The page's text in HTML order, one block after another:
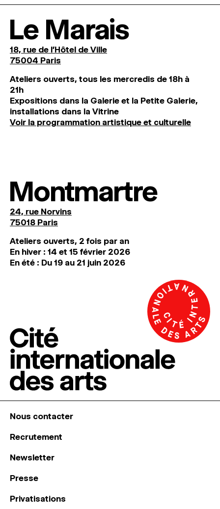
Le Marais
18, rue de l'Hôtel de Ville
75004 Paris
Ateliers ouverts, tous les mercredis de 18h à
21h
Expositions dans la Galerie et la Petite Galerie,
installations dans la Vitrine
Voir la programmation artistique et culturelle
Montmartre
24, rue Norvins
75018 Paris
Ateliers ouverts, 2 fois par an
En hiver : 14 et 15 février 2026
En été : Du 19 au 21 juin 2026
Nous contacter
Recrutement
Newsletter
Presse
Privatisations